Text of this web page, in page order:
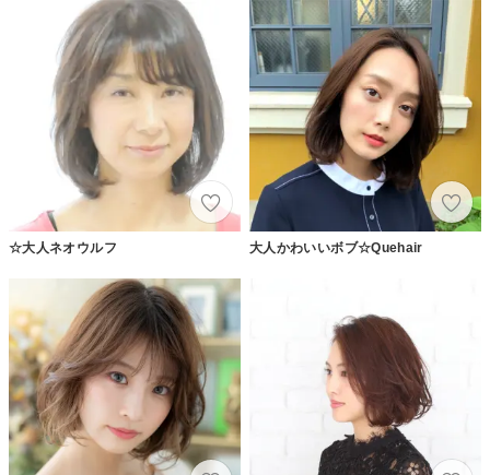
☆大人ネオウルフ 大人かわいいボブ☆Quehair